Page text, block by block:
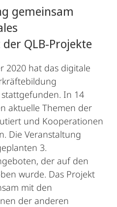
gemeinsam
QLB-Projekte
2020 hat das digitale
In 14
aktuelle Themen der
und Kooperationen
Die Veranstaltung
3.
der auf den
wurde. Das Projekt
mit den
der anderen